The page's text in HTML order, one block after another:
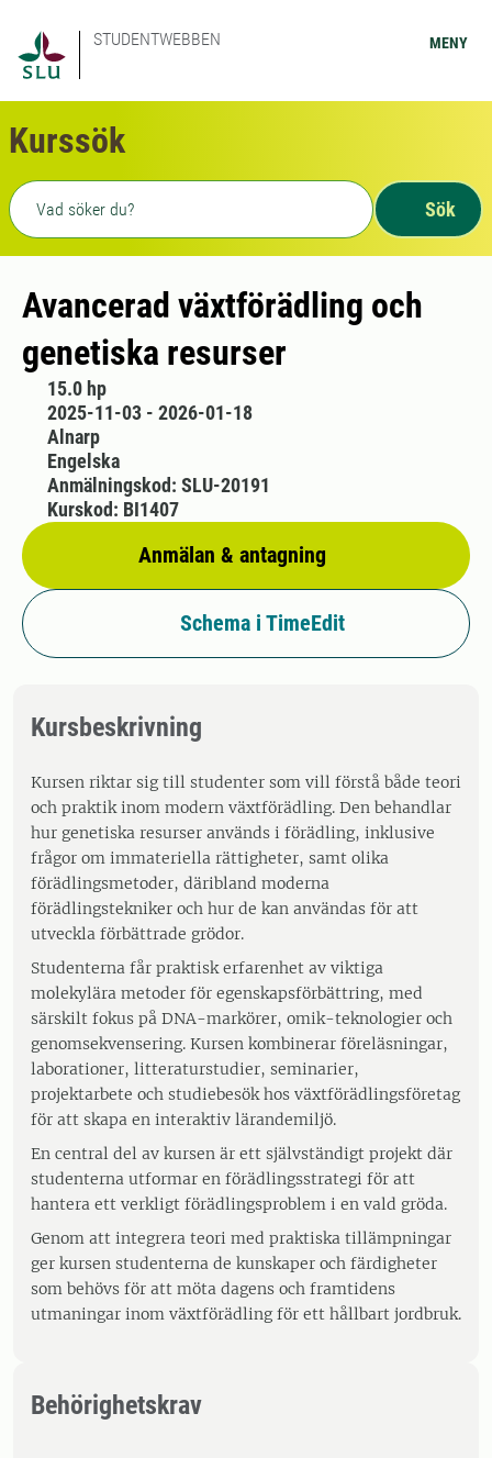
STUDENTWEBBEN MENY
Kurssök
Fritext sökning
Sök
Avancerad växtförädling och
genetiska resurser
15.0 hp
2025-11-03 - 2026-01-18
Alnarp
Engelska
Anmälan & antagning
Anmälningskod: SLU-20191
Kurskod: BI1407
Schema i TimeEdit
Kursbeskrivning
Kursen riktar sig till studenter som vill förstå både teori
och praktik inom modern växtförädling. Den behandlar
hur genetiska resurser används i förädling, inklusive
frågor om immateriella rättigheter, samt olika
förädlingsmetoder, däribland moderna
förädlingstekniker och hur de kan användas för att
utveckla förbättrade grödor.
Studenterna får praktisk erfarenhet av viktiga
molekylära metoder för egenskapsförbättring, med
särskilt fokus på DNA-markörer, omik-teknologier och
genomsekvensering. Kursen kombinerar föreläsningar,
laborationer, litteraturstudier, seminarier,
projektarbete och studiebesök hos växtförädlingsföretag
för att skapa en interaktiv lärandemiljö.
En central del av kursen är ett självständigt projekt där
studenterna utformar en förädlingsstrategi för att
hantera ett verkligt förädlingsproblem i en vald gröda.
Genom att integrera teori med praktiska tillämpningar
ger kursen studenterna de kunskaper och färdigheter
som behövs för att möta dagens och framtidens
utmaningar inom växtförädling för ett hållbart jordbruk.
Behörighetskrav